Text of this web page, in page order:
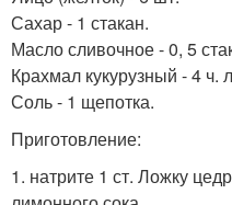
Сахар - 1 стакан.
Масло сливочное - 0, 5
Крахмал кукурузный - 4 ч.
Соль - 1 щепотка.
Приготовление:
1. натрите 1 ст. Ложку